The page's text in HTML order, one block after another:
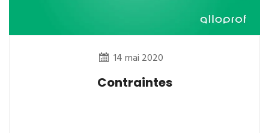
14 mai 2020
Contraintes